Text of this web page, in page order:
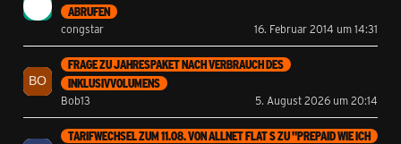
ABRUFEN
congstar
16. Februar 2014 um 14:31
FRAGE ZU JAHRESPAKET NACH VERBRAUCH DES
INKLUSIVVOLUMENS
Bob13
5. August 2026 um 20:14
TARIFWECHSEL ZUM 11.08. VON ALLNET FLAT S ZU "PREPAID WIE ICH